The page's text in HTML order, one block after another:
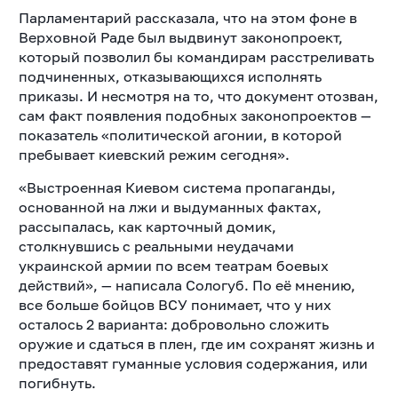
Парламентарий рассказала, что на этом фоне в
Верховной Раде был выдвинут законопроект,
который позволил бы командирам расстреливать
подчиненных, отказывающихся исполнять
приказы. И несмотря на то, что документ отозван,
сам факт появления подобных законопроектов —
показатель «политической агонии, в которой
пребывает киевский режим сегодня».
«Выстроенная Киевом система пропаганды,
основанной на лжи и выдуманных фактах,
рассыпалась, как карточный домик,
столкнувшись с реальными неудачами
украинской армии по всем театрам боевых
действий», — написала Сологуб. По её мнению,
все больше бойцов ВСУ понимает, что у них
осталось 2 варианта: добровольно сложить
оружие и сдаться в плен, где им сохранят жизнь и
предоставят гуманные условия содержания, или
погибнуть.